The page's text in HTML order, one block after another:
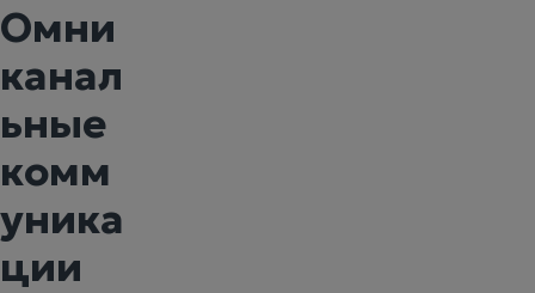
Омни
канал
ьные
комм
уника
ции